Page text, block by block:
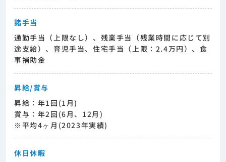
諸手当
通勤手当（上限なし）、残業手当（残業時間に応じて別
途支給）、育児手当、住宅手当（上限：2.4万円）、食
事補助金
昇給/賞与
昇給：年1回(1月)
賞与：年2回(6月、12月)
※平均4ヶ月(2023年実績)
休日休暇